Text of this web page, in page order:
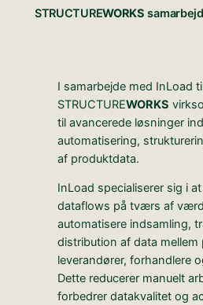
STRUCTUREWORKS
I samarbejde med InLoad
STRUCTUREWORKS
til avancerede løsninger
automatisering,
af produktdata.
InLoad specialiserer sig i
dataflows på tværs af
automatisere indsamling,
distribution af data mellem
leverandører, forhandlere
Dette reducerer manuelt
forbedrer datakvalitet og